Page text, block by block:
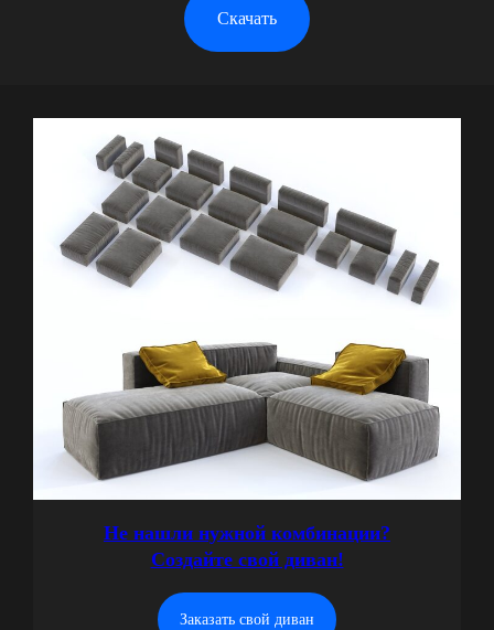
Скачать
Не нашли нужной комбинации?
Создайте свой диван!
Заказать свой диван